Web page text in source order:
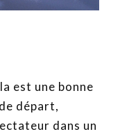
est une bonne
départ,
dans un